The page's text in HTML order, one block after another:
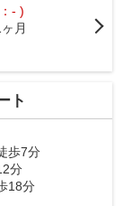
- )
月
ト
歩7分
分
18分